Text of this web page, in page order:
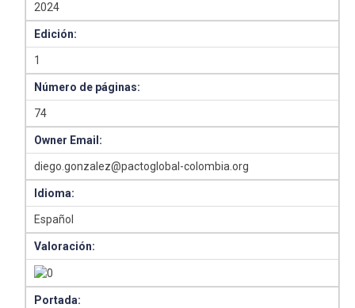
2024
Edición:
1
Número de páginas:
74
Owner Email:
diego.gonzalez@pactoglobal-colombia.org
Idioma:
Español
Valoración:
Portada: